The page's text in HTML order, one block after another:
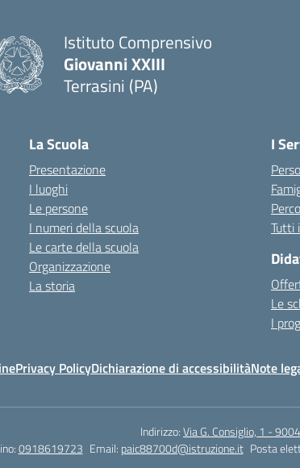
Istituto Comprensivo
Giovanni XXIII
Terrasini (PA)
La Scuola
Presentazione
I luoghi
Le persone
I numeri della scuola
Le carte della scuola
Organizzazione
La storia
I
Tutti
Le
I
Privacy PolicyDichiarazione di accessibilitàNote
Indirizzo:Via G. Consiglio, 1 -
0918619723 Email: paic88700d@istruzione.it Posta